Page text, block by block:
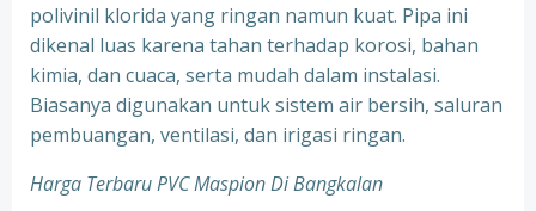
polivinil klorida yang ringan namun kuat. Pipa ini
dikenal luas karena tahan terhadap korosi, bahan
kimia, dan cuaca, serta mudah dalam instalasi.
Biasanya digunakan untuk sistem air bersih, saluran
pembuangan, ventilasi, dan irigasi ringan.
Harga Terbaru PVC Maspion Di Bangkalan